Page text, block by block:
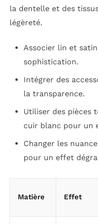
la dentelle et des
légèreté.
Associer lin et
sophistication.
Intégrer des
la transparence.
Utiliser des pièces
cuir blanc pour un
Changer les
pour un effet
Matière Effet